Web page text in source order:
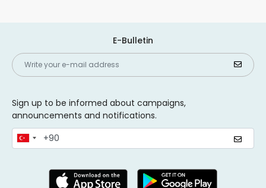
E-Bulletin
Sign up to be informed about campaigns,
announcements and notifications.